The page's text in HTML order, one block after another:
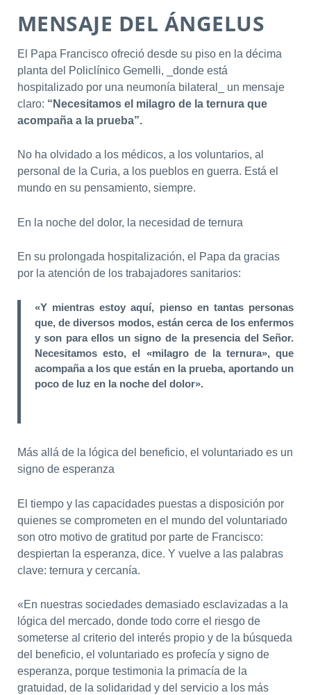
MENSAJE DEL ÁNGELUS
El Papa Francisco ofreció desde su piso en la décima
planta del Policlínico Gemelli, _donde está
hospitalizado por una neumonía bilateral_ un mensaje
claro: “Necesitamos el milagro de la ternura que
acompaña a la prueba”.
No ha olvidado a los médicos, a los voluntarios, al
personal de la Curia, a los pueblos en guerra. Está el
mundo en su pensamiento, siempre.
En la noche del dolor, la necesidad de ternura
En su prolongada hospitalización, el Papa da gracias
por la atención de los trabajadores sanitarios:
«Y mientras estoy aquí, pienso en tantas personas
que, de diversos modos, están cerca de los enfermos
y son para ellos un signo de la presencia del Señor.
Necesitamos esto, el «milagro de la ternura», que
acompaña a los que están en la prueba, aportando un
poco de luz en la noche del dolor».
Más allá de la lógica del beneficio, el voluntariado es un
signo de esperanza
El tiempo y las capacidades puestas a disposición por
quienes se comprometen en el mundo del voluntariado
son otro motivo de gratitud por parte de Francisco:
despiertan la esperanza, dice. Y vuelve a las palabras
clave: ternura y cercanía.
«En nuestras sociedades demasiado esclavizadas a la
lógica del mercado, donde todo corre el riesgo de
someterse al criterio del interés propio y de la búsqueda
del beneficio, el voluntariado es profecía y signo de
esperanza, porque testimonia la primacía de la
gratuidad, de la solidaridad y del servicio a los más